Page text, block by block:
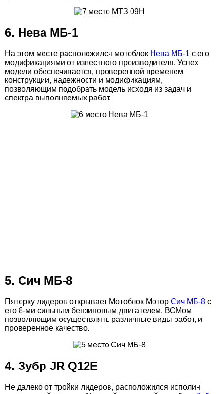
6. Нева МБ-1
На этом месте расположился мотоблок Нева МБ-1 с его
модификациями от известного производителя. Успех
модели обеспечивается, проверенной временем
конструкции, надежности и модификациям,
позволяющим подобрать модель исходя из задач и
спектра выполняемых работ.
5. Сич МБ-8
Пятерку лидеров открывает Мотоблок Мотор Сич МБ-8 с
его 8-ми сильным бензиновым двигателем, ВОМом
позволяющим осуществлять различные виды работ, и
проверенное качество.
4. Зубр JR Q12E
Не далеко от тройки лидеров, расположился исполин